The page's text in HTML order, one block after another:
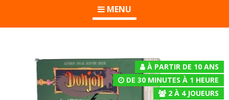
MENU
À PARTIR DE 10 ANS
DE 30 MINUTES À 1 HEURE
2 À 4JOUEURS